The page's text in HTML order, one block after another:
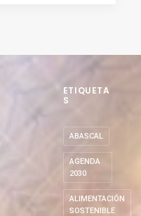
ETIQUETA
S
ABASCAL
AGENDA
2030
ALIMENTACIÓN
SOSTENIBLE